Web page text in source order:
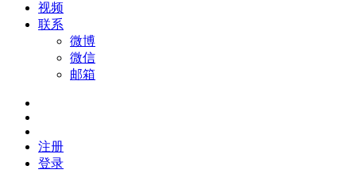
视频
联系
微博
微信
邮箱
注册
登录